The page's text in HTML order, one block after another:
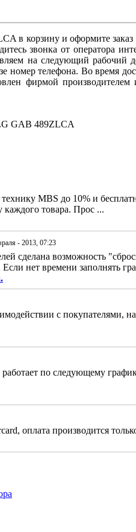
корзину и оформите
звонка от оператора
на следующий рабочий
телефона. Во время
фирмой
GAB 489ZLCA
MBS до 10% и
каждого товара. Прос ...
- 2013, 07:23
сделана возможность
Если нет времени заполнять
с покупателями,
по следующему
оплата производится